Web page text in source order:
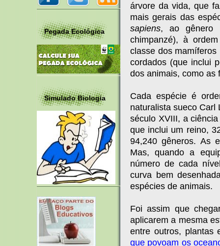
Pegada Ecológica
Simulado Biologia
árvore da vida, que
mais gerais das
sapiens, ao gênero
chimpanzé), à
classe dos
cordados (que inclui
dos animais, como as
Cada espécie é
naturalista sueco Carl
século XVIII, a
que inclui um reino,
94,240 gêneros. As
Mas, quando a
número de cada
curva bem
espécies de animais.
Foi assim que
aplicarem a mesma
entre outros, plantas
que povoam os